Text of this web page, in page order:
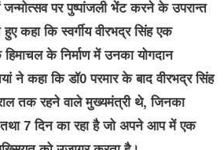
पर पुष्पांजली भेंट करने के उपरान्त
कहा कि स्वर्गीय वीरभद्र सिंह एक
के निर्माण में उनका योगदान
ने कहा कि डॉ0 परमार के बाद वीरभद्र सिंह
तक रहने वाले मुख्यमंत्री थे, जिनका
तथा 7 दिन का रहा है जो अपने आप में एक